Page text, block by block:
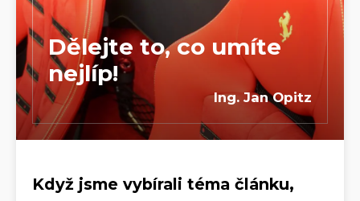
Dělejte to, co umíte
nejlíp!
Ing. Jan Opitz
Když jsme vybírali téma článku,